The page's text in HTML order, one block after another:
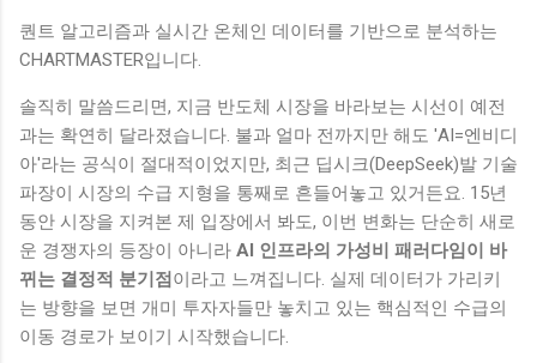
퀀트 알고리즘과 실시간 온체인 데이터를 기반으로 분석하는
CHARTMASTER입니다.
솔직히 말씀드리면, 지금 반도체 시장을 바라보는 시선이 예전
과는 확연히 달라졌습니다. 불과 얼마 전까지만 해도 'AI=엔비디
아'라는 공식이 절대적이었지만, 최근 딥시크(DeepSeek)발 기술
파장이 시장의 수급 지형을 통째로 흔들어놓고 있거든요. 15년
동안 시장을 지켜본 제 입장에서 봐도, 이번 변화는 단순히 새로
운 경쟁자의 등장이 아니라 AI 인프라의 가성비 패러다임이 바
뀌는 결정적 분기점 이라고 느껴집니다. 실제 데이터가 가리키
는 방향을 보면 개미 투자자들만 놓치고 있는 핵심적인 수급의
이동 경로가 보이기 시작했습니다.